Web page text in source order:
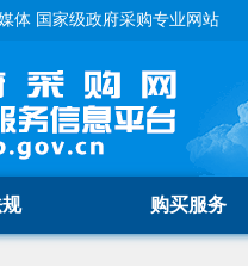
体 国家级政府采购专业网站
购买服务